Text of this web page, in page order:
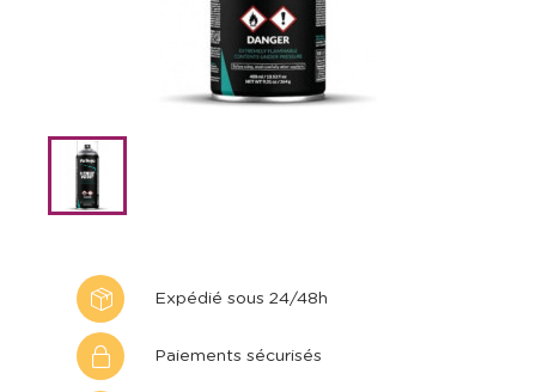
Expédié sous 24/48h
Paiements sécurisés